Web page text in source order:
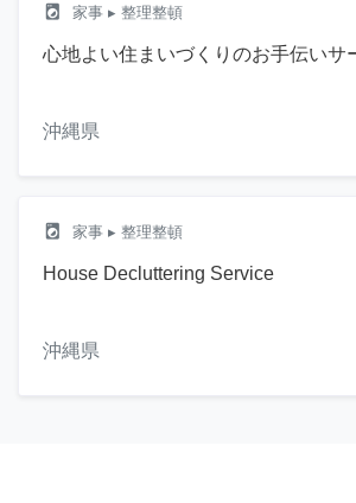
local_laundry_service 家事 ▸ 整理整頓
心地よい住まいづくりのお手伝いサ
沖縄県
local_laundry_service 家事 ▸ 整理整頓
House Decluttering Service
沖縄県